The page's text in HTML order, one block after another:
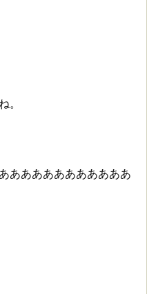
。
あああああああああああ